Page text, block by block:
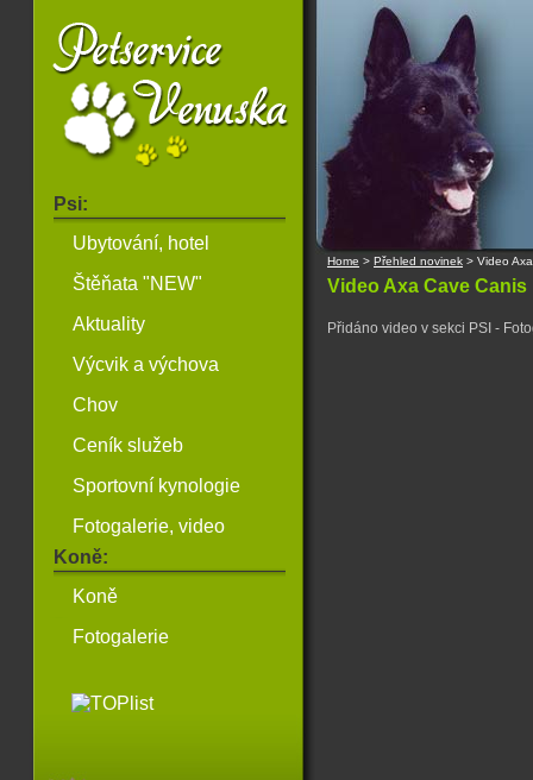
Psi:
Ubytování, hotel
Štěňata "NEW"
Aktuality
Výcvik a výchova
Chov
Ceník služeb
Sportovní kynologie
Fotogalerie, video
Koně:
Koně
Fotogalerie
Home > Přehled novinek > Video
Video Axa Cave Canis
Přidáno video v sekci PSI -